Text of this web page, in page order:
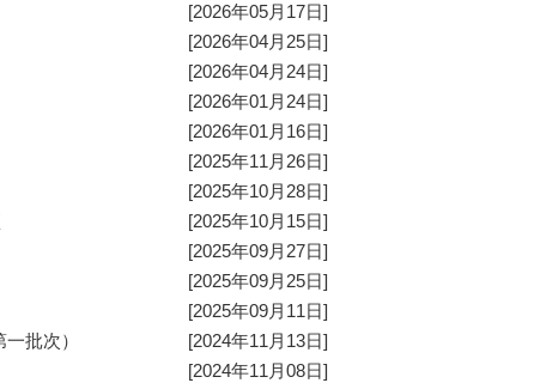
[2026年05月17日]
[2026年04月25日]
[2026年04月24日]
[2026年01月24日]
[2026年01月16日]
[2025年11月26日]
[2025年10月28日]
[2025年10月15日]
[2025年09月27日]
[2025年09月25日]
[2025年09月11日]
批次）
[2024年11月13日]
[2024年11月08日]